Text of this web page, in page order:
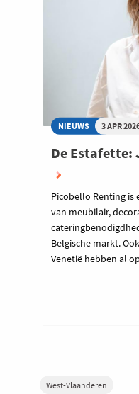
NIEUWS 3 APR
De Estafette:
Picobello Renting
van meubilair,
Belgische markt.
Venetië hebben al
West-Vlaanderen